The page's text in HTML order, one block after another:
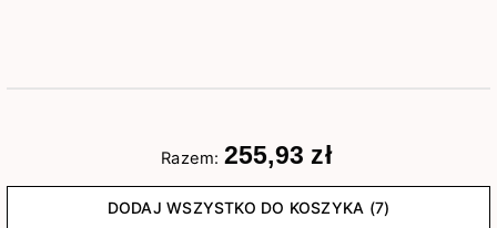
Razem: 255,93 zł
DODAJ WSZYSTKO DO KOSZYKA (7)